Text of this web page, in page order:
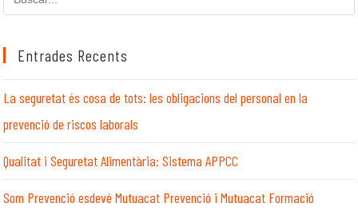
en
llocEntrades Recents
La seguretat és cosa de tots: les obligacions del personal en la
prevenció de riscos laborals
Qualitat i Seguretat Alimentària: Sistema APPCC
Som Prevenció esdevé Mutuacat Prevenció i Mutuacat Formació